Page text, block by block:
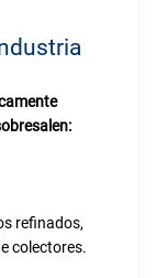
refinados,
colectores.